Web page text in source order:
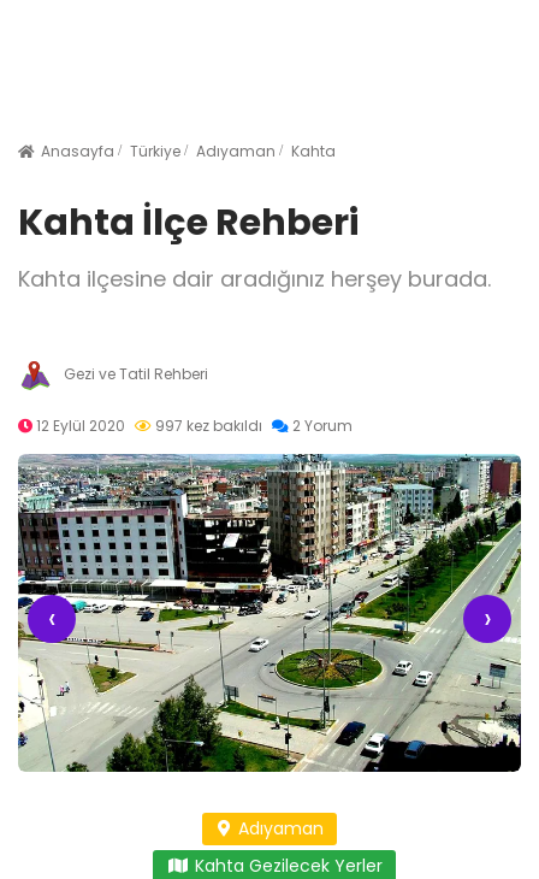
Anasayfa Türkiye Adıyaman Kahta
Kahta İlçe Rehberi
Kahta ilçesine dair aradığınız herşey burada.
Gezi ve Tatil Rehberi
12 Eylül 2020 997 kez bakıldı 2 Yorum
‹ ›
Adıyaman
Kahta Gezilecek Yerler